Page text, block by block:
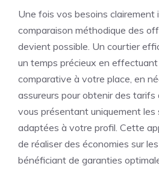
Une fois vos besoins clairement
comparaison méthodique des
devient possible. Un courtier
un temps précieux en
comparative à votre place, en
assureurs pour obtenir des
vous présentant uniquement les
adaptées à votre profil. Cette
de réaliser des économies sur
bénéficiant de garanties